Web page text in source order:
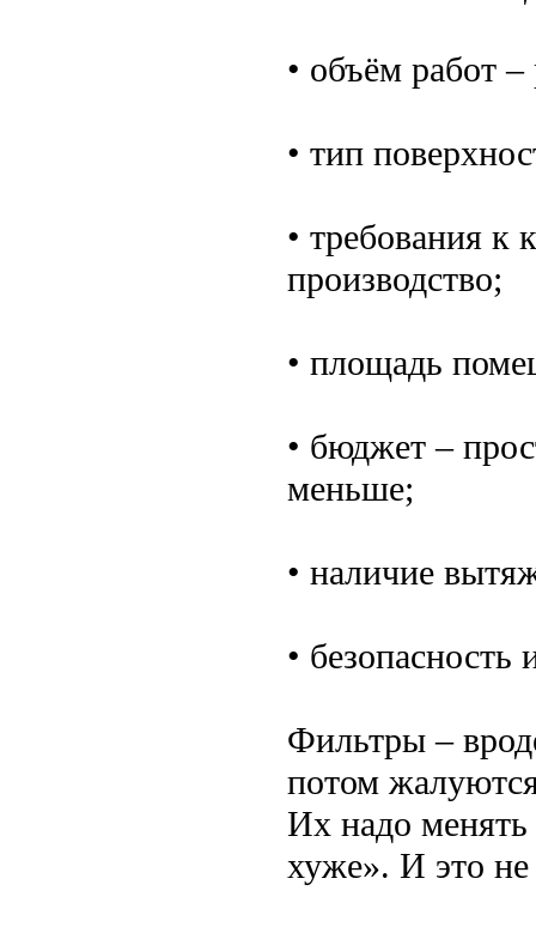
• объём работ
• тип
• требования к
производство;
• площадь
• бюджет –
меньше;
• наличие
•
Фильтры –
потом
Их надо менять
хуже». И это не